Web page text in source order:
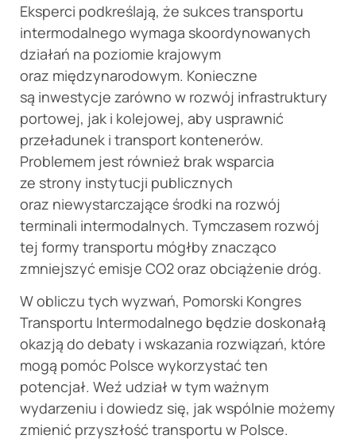
Eksperci podkreślają, że sukces transportu
intermodalnego wymaga skoordynowanych
działań na poziomie krajowym
oraz międzynarodowym. Konieczne
są inwestycje zarówno w rozwój infrastruktury
portowej, jak i kolejowej, aby usprawnić
przeładunek i transport kontenerów.
Problemem jest również brak wsparcia
ze strony instytucji publicznych
oraz niewystarczające środki na rozwój
terminali intermodalnych. Tymczasem rozwój
tej formy transportu mógłby znacząco
zmniejszyć emisje CO2 oraz obciążenie dróg.
W obliczu tych wyzwań, Pomorski Kongres
Transportu Intermodalnego będzie doskonałą
okazją do debaty i wskazania rozwiązań, które
mogą pomóc Polsce wykorzystać ten
potencjał. Weź udział w tym ważnym
wydarzeniu i dowiedz się, jak wspólnie możemy
zmienić przyszłość transportu w Polsce.